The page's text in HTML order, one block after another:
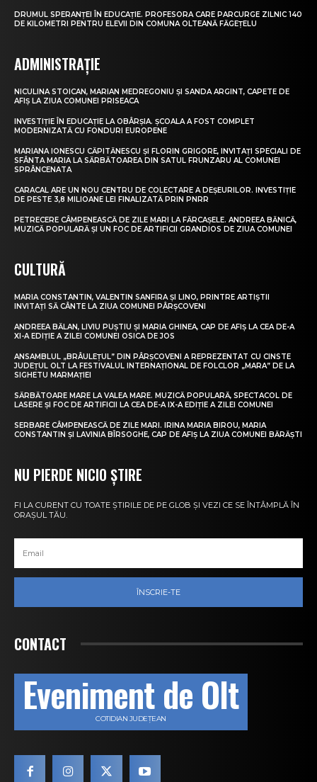
DRUMUL SPERANȚEI ÎN EDUCAȚIE. PROFESORA CARE PARCURGE ZILNIC 140
DE KILOMETRI PENTRU ELEVII DIN COMUNA OLTEANĂ FĂGEȚELU
ADMINISTRAȚIE
NICULINA STOICAN, MARIAN MEDREGONIU ȘI SANDA ARGINT, CAPETE DE
AFIȘ LA ZIUA COMUNEI PRISEACA
INVESTIȚIE ÎN EDUCAȚIE LA OBÂRȘIA. ȘCOALA A FOST COMPLET
MODERNIZATĂ CU FONDURI EUROPENE
MARIANA IONESCU CĂPITĂNESCU ȘI FLORIN GRIGORE, INVITAȚI SPECIALI DE
SFÂNTA MARIA LA SĂRBĂTOAREA DIN SATUL FRUNZARU AL COMUNEI
SPRÂNCENATA
CARACAL ARE UN NOU CENTRU DE COLECTARE A DEȘEURILOR. INVESTIȚIE
DE PESTE 3,8 MILIOANE LEI FINALIZATĂ PRIN PNRR
PETRECERE CÂMPENEASCĂ DE ZILE MARI LA FĂRCAȘELE. ANDREEA BĂNICĂ,
MUZICĂ POPULARĂ ȘI UN FOC DE ARTIFICII GRANDIOS DE ZIUA COMUNEI
CULTURĂ
MARIA CONSTANTIN, VALENTIN SANFIRA ȘI LINO, PRINTRE ARTIȘTII
INVITAȚI SĂ CÂNTE LA ZIUA COMUNEI PÂRȘCOVENI
ANDREEA BĂLAN, LIVIU PUȘTIU ȘI MARIA GHINEA, CAP DE AFIȘ LA CEA DE-A
XI-A EDIȚIE A ZILEI COMUNEI OSICA DE JOS
ANSAMBLUL „BRÂULEȚUL” DIN PÂRȘCOVENI A REPREZENTAT CU CINSTE
JUDEȚUL OLT LA FESTIVALUL INTERNAȚIONAL DE FOLCLOR „MARA” DE LA
SIGHETU MARMAȚIEI
SĂRBĂTOARE MARE LA VALEA MARE. MUZICĂ POPULARĂ, SPECTACOL DE
LASERE ȘI FOC DE ARTIFICII LA CEA DE-A IX-A EDIȚIE A ZILEI COMUNEI
SERBARE CÂMPENEASCĂ DE ZILE MARI. IRINA MARIA BIROU, MARIA
CONSTANTIN ȘI LAVINIA BÎRSOGHE, CAP DE AFIȘ LA ZIUA COMUNEI BĂRĂȘTI
NU PIERDE NICIO ȘTIRE
FI LA CURENT CU TOATE ȘTIRILE DE PE GLOB ȘI VEZI CE SE ÎNTÂMPLĂ ÎN
ORAȘUL TĂU.
ÎNSCRIE-TE
CONTACT
Eveniment de Olt
COTIDIAN JUDEȚEAN